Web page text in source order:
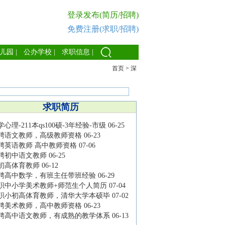
登录发布(简历/招聘)
免费注册(求职/招聘)
园 公办学校 求职信息
首页 > 深
求职简历
心理-211本qs100硕-3年经验-市级 06-25
语文教师，高级教师资格 06-23
英语教师 高中教师资格 07-06
初中语文教师 06-25
高体育教师 06-12
高中数学，有班主任带班经验 06-29
中小学美术教师+师范生个人简历 07-04
小初高体育教师，清华大学本硕毕 07-02
美术教师，高中教师资格 06-23
高中语文教师，有成熟的教学体系 06-13